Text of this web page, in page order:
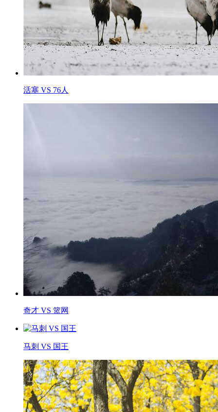
活塞 VS 76人
奇才 VS 篮网
马刺 VS 国王